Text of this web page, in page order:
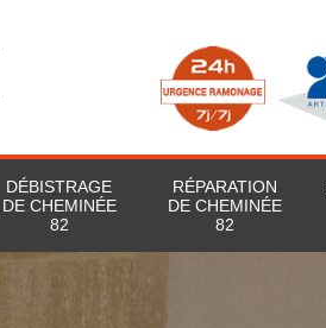
DÉBISTRAGE
DE CHEMINÉE
82
RÉPARATION
DE CHEMINÉE
82